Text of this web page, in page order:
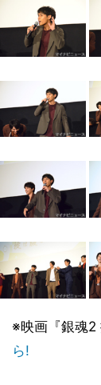
※映画『銀魂2
ら!